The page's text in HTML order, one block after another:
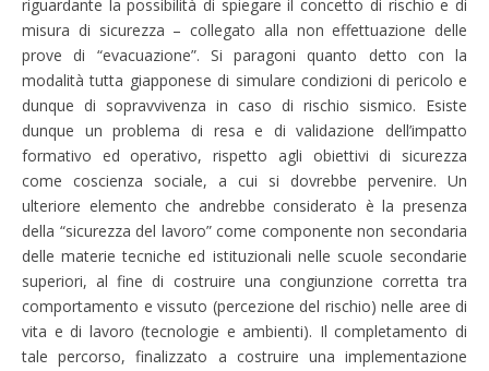
riguardante la possibilità di spiegare il concetto di rischio e di
misura di sicurezza – collegato alla non effettuazione delle
prove di “evacuazione”. Si paragoni quanto detto con la
modalità tutta giapponese di simulare condizioni di pericolo e
dunque di sopravvivenza in caso di rischio sismico. Esiste
dunque un problema di resa e di validazione dell’impatto
formativo ed operativo, rispetto agli obiettivi di sicurezza
come coscienza sociale, a cui si dovrebbe pervenire. Un
ulteriore elemento che andrebbe considerato è la presenza
della “sicurezza del lavoro” come componente non secondaria
delle materie tecniche ed istituzionali nelle scuole secondarie
superiori, al fine di costruire una congiunzione corretta tra
comportamento e vissuto (percezione del rischio) nelle aree di
vita e di lavoro (tecnologie e ambienti). Il completamento di
tale percorso, finalizzato a costruire una implementazione